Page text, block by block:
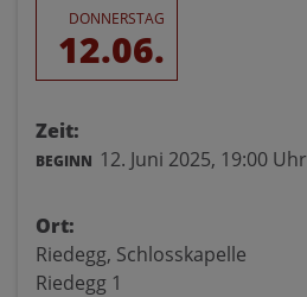
DONNERSTAG
12.06.
Zeit:
BEGINN 12. Juni 2025, 19:00 Uhr
Ort:
Riedegg, Schlosskapelle
Riedegg 1